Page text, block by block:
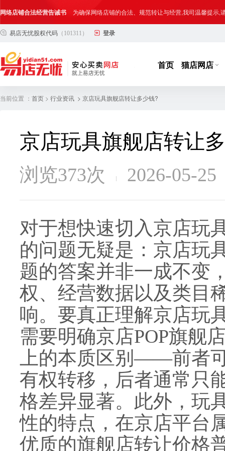
网络店铺合法经营告诫书 为确保网络店铺的合法、规范转让与经营,我司温馨提示
合法合规经营告客户书 部分客户在购买抖店网络店铺后，存在试图规避平台监
网络店铺合法经营告诫书 为确保网络店铺的合法、规范转让与经营,我司温馨提示
易店无忧股权代码 （101311） 登录
首页 猫店网店
当前位置 ： 首页 > 行业资讯 > 京店玩具旗舰店转让多少钱?
京店玩具旗舰店转让
浏览373次 2026-05-25
对于想快速切入京店玩
的问题无疑是：京店玩
题的答案并非一成不变
权、经营数据以及类目
响。要真正理解京店玩
需要明确京店POP旗舰
上的本质区别——前者
有权转移，后者通常只
格差异显著。此外，玩
性的特点，在京店平台
优质的旗舰店转让价格